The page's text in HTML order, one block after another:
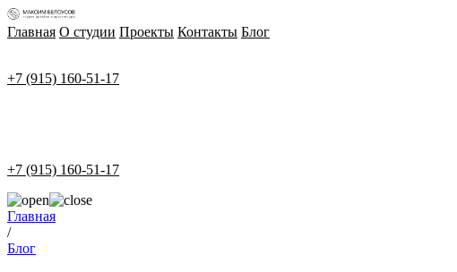
Главная О студии Проекты Контакты Блог
+7 (915) 160-51-17
+7 (915) 160-51-17
Главная
/
Блог